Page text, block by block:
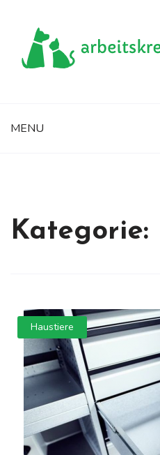
content
MENU
Kategorie:
Haustiere